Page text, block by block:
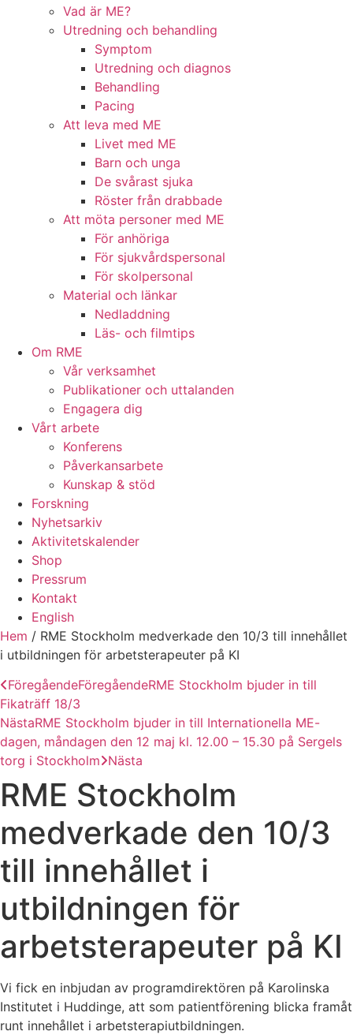
Vad är ME?
Utredning och behandling
Symptom
Utredning och diagnos
Behandling
Pacing
Att leva med ME
Livet med ME
Barn och unga
De svårast sjuka
Röster från drabbade
Att möta personer med ME
För anhöriga
För sjukvårdspersonal
För skolpersonal
Material och länkar
Nedladdning
Läs- och filmtips
Om RME
Vår verksamhet
Publikationer och uttalanden
Engagera dig
Vårt arbete
Konferens
Påverkansarbete
Kunskap & stöd
Forskning
Nyhetsarkiv
Aktivitetskalender
Shop
Pressrum
Kontakt
English
Hem / RME Stockholm medverkade den 10/3 till innehållet
i utbildningen för arbetsterapeuter på KI
FöregåendeFöregåendeRME Stockholm bjuder in till
Fikaträff 18/3
NästaRME Stockholm bjuder in till Internationella ME-
dagen, måndagen den 12 maj kl. 12.00 – 15.30 på Sergels
torg i Stockholm Nästa
RME Stockholm
medverkade den 10/3
till innehållet i
utbildningen för
arbetsterapeuter på KI
Vi fick en inbjudan av programdirektören på Karolinska
Institutet i Huddinge, att som patientförening blicka framåt
runt innehållet i arbetsterapiutbildningen.